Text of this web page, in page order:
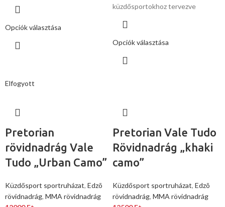
Opciók választása
küzdősportokhoz tervezve
Opciók választása
Elfogyott
Pretorian
rövidnadrág Vale
Tudo „Urban Camo”
Küzdősport sportruházat, Edzõ
rövidnadrág, MMA rövidnadrág
Pretorian Vale Tudo
Rövidnadrág „khaki
camo”
Küzdősport sportruházat, Edzõ
rövidnadrág, MMA rövidnadrág